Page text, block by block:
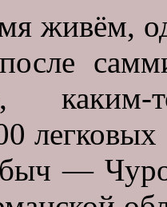
живём,
—